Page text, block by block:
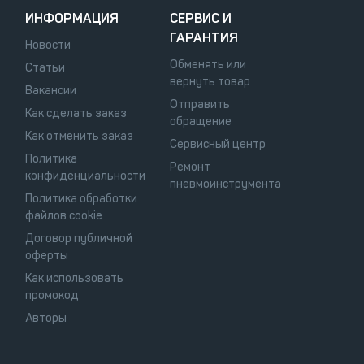
ИНФОРМАЦИЯ
Новости
Статьи
Вакансии
Как сделать заказ
Как отменить заказ
Политика
конфиденциальности
Политика обработки
файлов cookie
Договор публичной
оферты
Как использовать
промокод
Авторы
СЕРВИС И
ГАРАНТИЯ
Обменять или
вернуть товар
Отправить
обращение
Сервисный центр
Ремонт
пневмоинструмента